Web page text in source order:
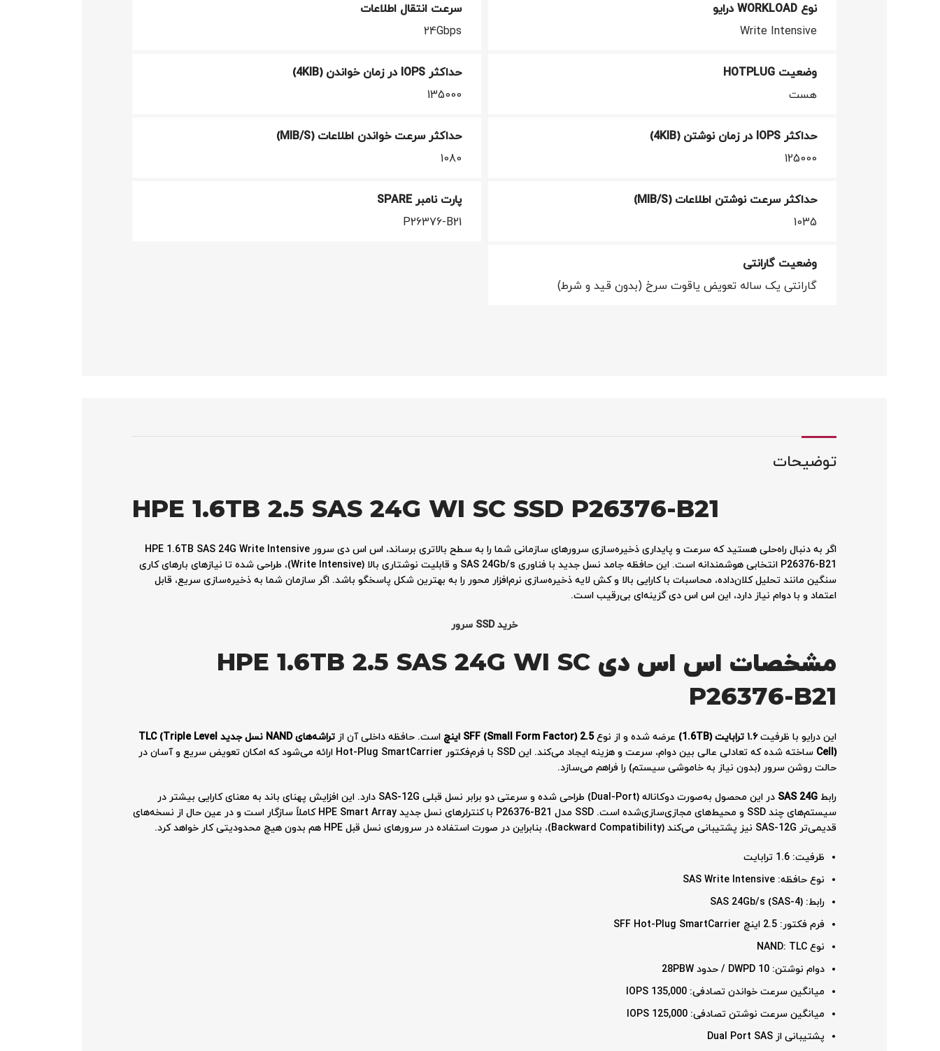
نوع WORKLOAD درایو
Write Intensive
سرعت انتقال اطلاعات
24Gbps
وضعیت HOTPLUG
هست
حداکثر IOPS در زمان خواندن (4KIB)
135000
حداکثر IOPS در زمان نوشتن (4KIB)
125000
حداکثر سرعت خواندن اطلاعات (MIB/S)
1080
حداکثر سرعت نوشتن اطلاعات (MIB/S)
1035
پارت نامبر SPARE
P26376-B21
وضعیت گارانتی
گارانتی یک ساله تعویض یاقوت سرخ (بدون قید و شرط)
توضیحات
HPE 1.6TB 2.5 SAS 24G WI SC SSD P26376-B21
اگر به دنبال راه‌حلی هستید که سرعت و پایداری ذخیره‌سازی سرورهای سازمانی شما را به سطح بالاتری برساند، اس اس دی سرور HPE 1.6TB SAS 24G Write Intensive
P26376-B21 انتخابی هوشمندانه است. این حافظه جامد نسل جدید با فناوری SAS 24Gb/s و قابلیت نوشتاری بالا (Write Intensive)، طراحی شده تا نیازهای بارهای کاری
سنگین مانند تحلیل کلان‌داده، محاسبات با کارایی بالا و کش لایه ذخیره‌سازی نرم‌افزار محور را به بهترین شکل پاسخگو باشد. اگر سازمان شما به ذخیره‌سازی سریع، قابل
اعتماد و با دوام نیاز دارد، این اس اس دی گزینه‌ای بی‌رقیب است.
خرید SSD سرور
مشخصات اس اس دی HPE 1.6TB 2.5 SAS 24G WI SC
P26376-B21
این درایو با ظرفیت۱.۶ ترابایت (1.6TB) عرضه شده و از نوعSFF (Small Form Factor) 2.5 اینچ است. حافظه داخلی آن از
تراشه‌های NAND نسل جدید TLC (Triple Level
Cell)
ساخته شده که تعادلی عالی بین دوام، سرعت و هزینه ایجاد می‌کند. این SSD با فرم‌فکتور Hot-Plug SmartCarrier ارائه می‌شود که امکان تعویض سریع و آسان در
حالت روشن سرور (بدون نیاز به خاموشی سیستم) را فراهم می‌سازد.
رابط SAS 24G
در این محصول به‌صورت دوکاناله (Dual-Port) طراحی شده و سرعتی دو برابر نسل قبلی SAS-12G دارد. این افزایش پهنای باند به معنای کارایی بیشتر در
سیستم‌های چند SSD و محیط‌های مجازی‌سازی‌شده است. SSD مدل P26376-B21 با کنترلرهای نسل جدید HPE Smart Array کاملاً سازگار است و در عین حال از نسخه‌های
قدیمی‌تر SAS-12G نیز پشتیبانی می‌کند (Backward Compatibility)، بنابراین در صورت استفاده در سرورهای نسل قبل HPE هم بدون هیچ محدودیتی کار خواهد کرد.
ظرفیت: 1.6 ترابایت
نوع حافظه: SAS Write Intensive
رابط: SAS 24Gb/s (SAS-4)
فرم فکتور: 2.5 اینچ SFF Hot-Plug SmartCarrier
نوع NAND: TLC
دوام نوشتن: 10 DWPD / حدود 28PBW
میانگین سرعت خواندن تصادفی: 135,000 IOPS
میانگین سرعت نوشتن تصادفی: 125,000 IOPS
پشتیبانی از Dual Port SAS